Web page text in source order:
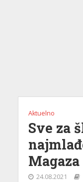
Aktuelno
Sve za
24.08.2021